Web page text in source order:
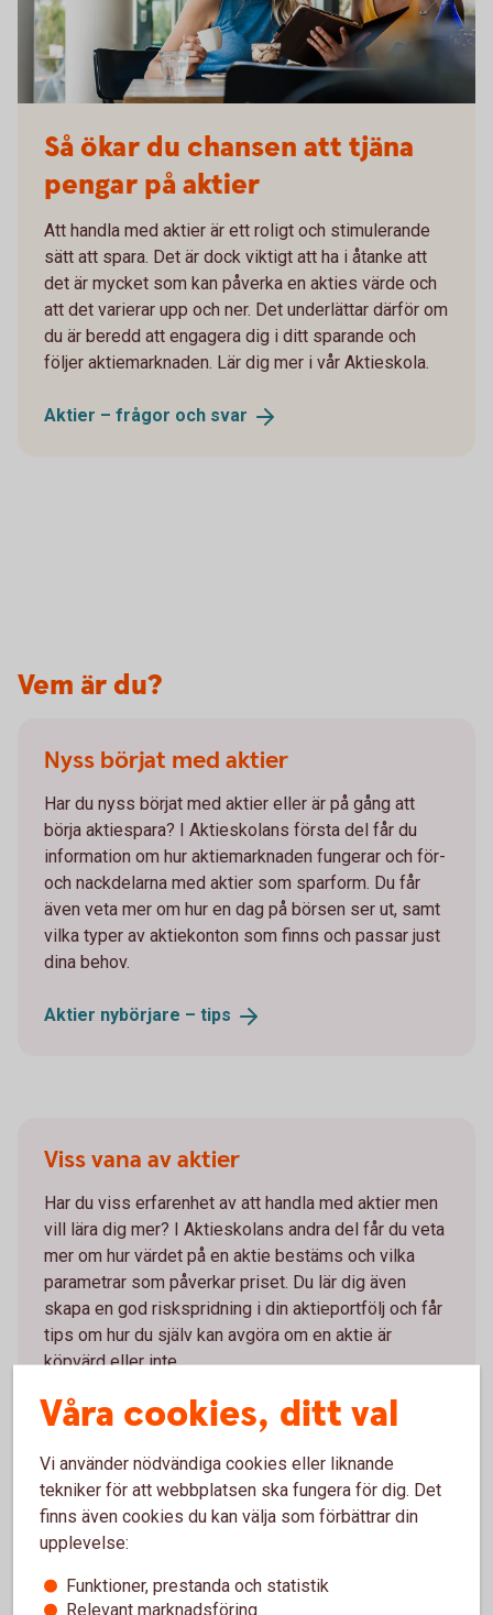
Så ökar du chansen att tjäna
pengar på aktier
Att handla med aktier är ett roligt och stimulerande
sätt att spara. Det är dock viktigt att ha i åtanke att
det är mycket som kan påverka en akties värde och
att det varierar upp och ner. Det underlättar därför om
du är beredd att engagera dig i ditt sparande och
följer aktiemarknaden. Lär dig mer i vår Aktieskola.
Aktier – frågor och svar
Vem är du?
Nyss börjat med aktier
Har du nyss börjat med aktier eller är på gång att
börja aktiespara? I Aktieskolans första del får du
information om hur aktiemarknaden fungerar och för-
och nackdelarna med aktier som sparform. Du får
även veta mer om hur en dag på börsen ser ut, samt
vilka typer av aktiekonton som finns och passar just
dina behov.
Aktier nybörjare – tips
Viss vana av aktier
Har du viss erfarenhet av att handla med aktier men
vill lära dig mer? I Aktieskolans andra del får du veta
mer om hur värdet på en aktie bestäms och vilka
parametrar som påverkar priset. Du lär dig även
skapa en god riskspridning i din aktieportfölj och får
tips om hur du själv kan avgöra om en aktie är
köpvärd eller inte.
Viss vana av aktier –tips
Van aktieplacerare
Har du hållit på länge med aktier? I Aktieskolans
Våra cookies, ditt val
Vi använder nödvändiga cookies eller liknande
tekniker för att webbplatsen ska fungera för dig. Det
finns även cookies du kan välja som förbättrar din
upplevelse:
Funktioner, prestanda och statistik
Relevant marknadsföring